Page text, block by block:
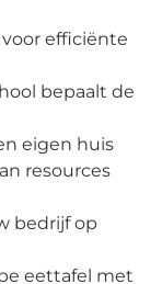
efficiënte
bepaalt de
eigen huis
resources
bedrijf op
eettafel met